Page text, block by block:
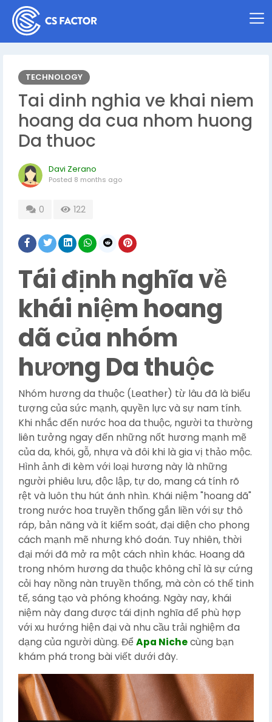
TECHNOLOGY
Tai dinh nghia ve khai niem
hoang da cua nhom huong
Da thuoc
Davi Zerano
Posted 8 months ago
0 122
Tái định nghĩa về
khái niệm hoang
dã của nhóm
hương Da thuộc
Nhóm hương da thuộc (Leather) từ lâu đã là biểu
tượng của sức mạnh, quyền lực và sự nam tính.
Khi nhắc đến nước hoa da thuộc, người ta thường
liên tưởng ngay đến những nốt hương mạnh mẽ
của da, khói, gỗ, nhựa và đôi khi là gia vị thảo mộc.
Hình ảnh đi kèm với loại hương này là những
người phiêu lưu, độc lập, tự do, mang cá tính rõ
rệt và luôn thu hút ánh nhìn. Khái niệm "hoang dã"
trong nước hoa truyền thống gắn liền với sự thô
ráp, bản năng và ít kiểm soát, đại diện cho phong
cách mạnh mẽ nhưng khó đoán. Tuy nhiên, thời
đại mới đã mở ra một cách nhìn khác. Hoang dã
trong nhóm hương da thuộc không chỉ là sự cứng
cỏi hay nồng nàn truyền thống, mà còn có thể tinh
tế, sáng tạo và phóng khoáng. Ngày nay, khái
niệm này đang được tái định nghĩa để phù hợp
với xu hướng hiện đại và nhu cầu trải nghiệm đa
dạng của người dùng. ĐểApa Nichecùng bạn
khám phá trong bài viết dưới đây.